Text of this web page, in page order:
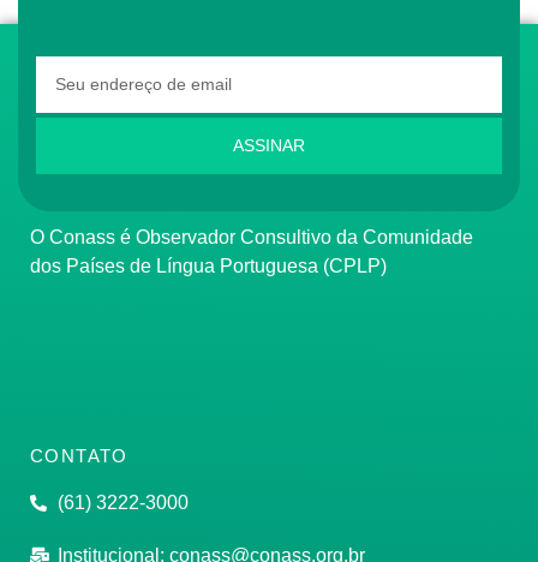
ASSINAR
O Conass é Observador Consultivo da Comunidade
dos Países de Língua Portuguesa (CPLP)
CONTATO
(61) 3222-3000
Institucional: conass@conass.org.br